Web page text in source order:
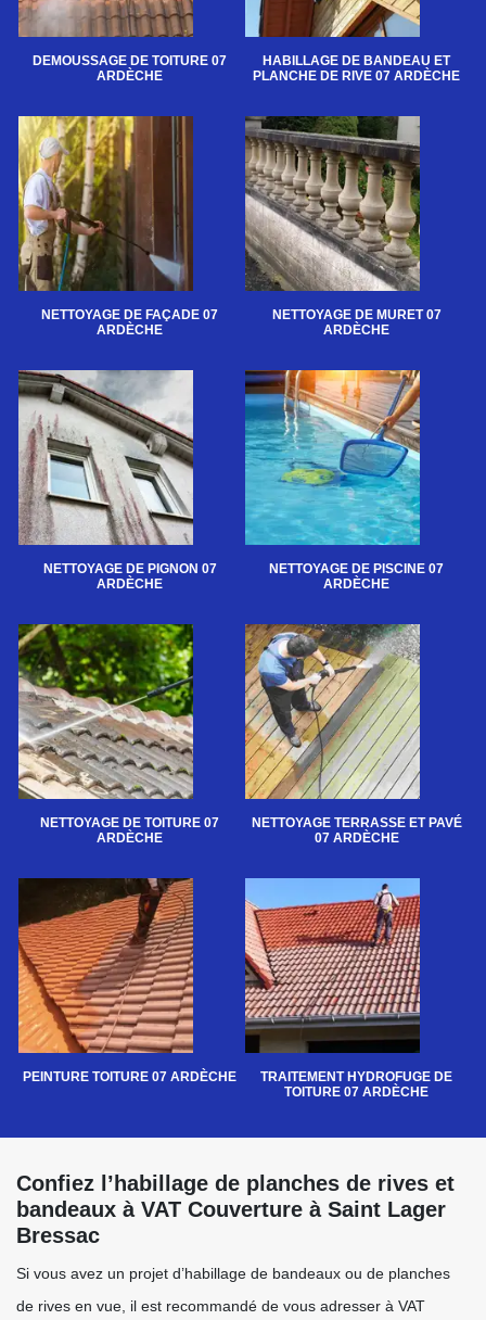
DEMOUSSAGE DE TOITURE 07
ARDÈCHE
HABILLAGE DE BANDEAU ET
PLANCHE DE RIVE 07 ARDÈCHE
NETTOYAGE DE FAÇADE 07
ARDÈCHE
NETTOYAGE DE MURET 07
ARDÈCHE
NETTOYAGE DE PIGNON 07
ARDÈCHE
NETTOYAGE DE PISCINE 07
ARDÈCHE
NETTOYAGE DE TOITURE 07
ARDÈCHE
NETTOYAGE TERRASSE ET PAVÉ
07 ARDÈCHE
PEINTURE TOITURE 07 ARDÈCHE
TRAITEMENT HYDROFUGE DE
TOITURE 07 ARDÈCHE
Confiez l’habillage de planches de rives et
bandeaux à VAT Couverture à Saint Lager
Bressac
Si vous avez un projet d’habillage de bandeaux ou de planches
de rives en vue, il est recommandé de vous adresser à VAT